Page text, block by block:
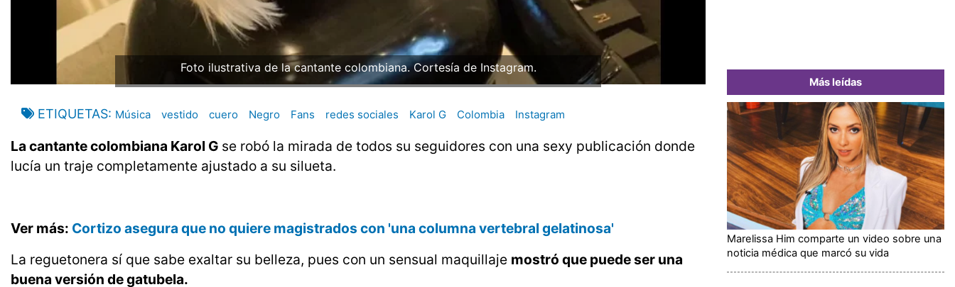
Foto ilustrativa de la cantante colombiana. Cortesía de Instagram.
ETIQUETAS Música vestido cuero Negro Fans redes sociales Karol G Colombia Instagram
La cantante colombiana Karol G se robó la mirada de todos su seguidores con una sexy publicación donde
lucía un traje completamente ajustado a su silueta.
Ver más: Cortizo asegura que no quiere magistrados con 'una columna vertebral gelatinosa'
La reguetonera sí que sabe exaltar su belleza, pues con un sensual maquillaje mostró que puede ser una
buena versión de gatubela.
Más leídas
Marelissa Him comparte un video sobre una
noticia médica que marcó su vida